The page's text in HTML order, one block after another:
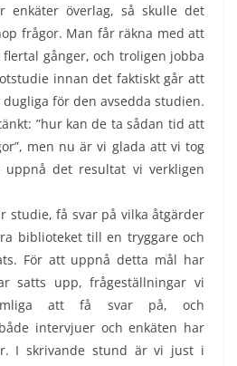
enkäter överlag, så skulle det
frågor. Man får räkna med att
gånger, och troligen jobba
innan det faktiskt går att
för den avsedda studien.
”hur kan de ta sådan tid att
men nu är vi glada att vi tog
det resultat vi verkligen
studie, få svar på vilka åtgärder
biblioteket till en tryggare och
För att uppnå detta mål har
satts upp, frågeställningar vi
att få svar på, och
intervjuer och enkäten har
I skrivande stund är vi just i